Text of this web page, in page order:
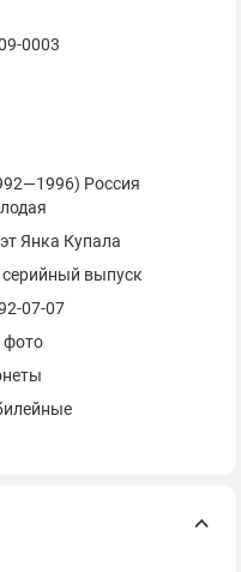
0003
Россия
Янка Купала
выпуск
07-07
фото